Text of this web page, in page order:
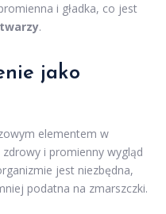
i gładka, co jest
.
jako
elementem w
i promienny wygląd
jest niezbędna,
podatna na zmarszczki.